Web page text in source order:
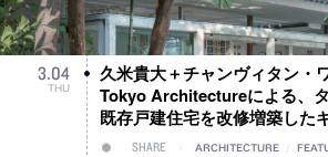
3.04
THU
久米貴大＋チャンヴィタン・
Tokyo Architectureによる、タ
既存戸建住宅を改修増築した
SHARE ARCHITECTURE